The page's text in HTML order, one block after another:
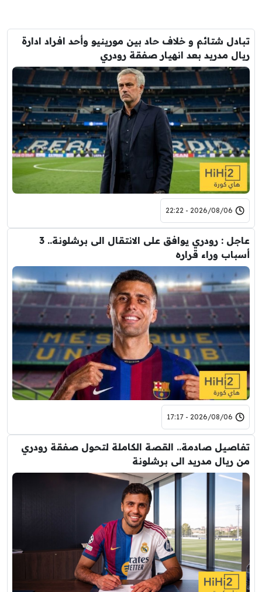
تبادل شتائم و خلاف حاد بين مورينيو وأحد افراد ادارة
ريال مدريد بعد انهيار صفقة رودري
2026/08/06 - 22:22
عاجل : رودري يوافق على الانتقال الى برشلونة.. 3
أسباب وراء قراره
2026/08/06 - 17:17
تفاصيل صادمة.. القصة الكاملة لتحول صفقة رودري
من ريال مدريد الى برشلونة